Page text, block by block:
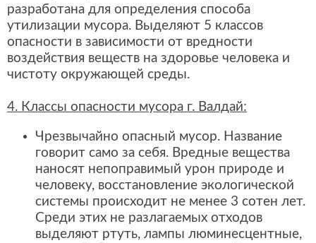
разработана для определения способа
утилизации мусора. Выделяют 5 классов
опасности в зависимости от вредности
воздействия веществ на здоровье человека и
чистоту окружающей среды.
4. Классы опасности мусора г. Валдай:
Чрезвычайно опасный мусор. Название
говорит само за себя. Вредные вещества
наносят непоправимый урон природе и
человеку, восстановление экологической
системы происходит не менее 3 сотен лет.
Среди этих не разлагаемых отходов
выделяют ртуть, лампы люминесцентные,